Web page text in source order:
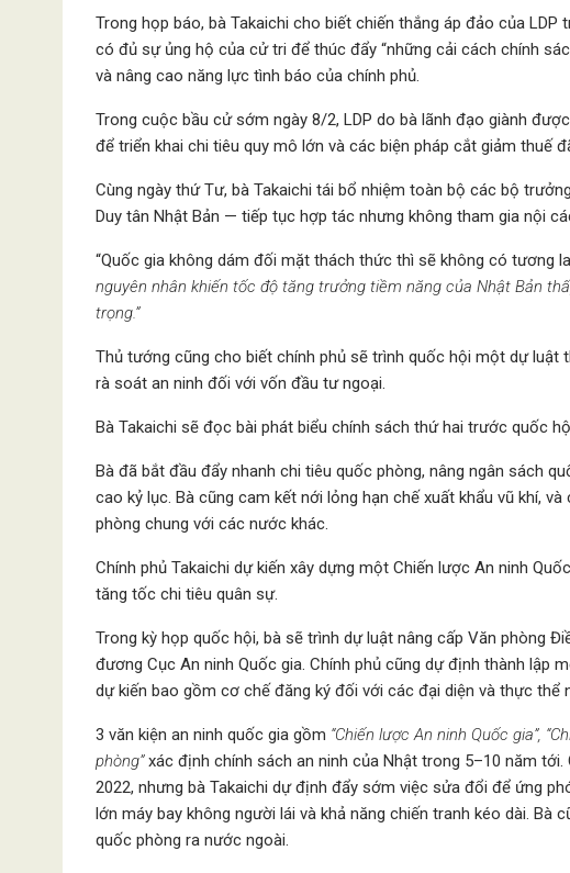
Trong họp báo, bà Takaichi cho biết chiến thắng áp đảo của
có đủ sự ủng hộ của cử tri để thúc đẩy “những cải cách chính
và nâng cao năng lực tình báo của chính phủ.
Trong cuộc bầu cử sớm ngày 8/2, LDP do bà lãnh đạo giành
để triển khai chi tiêu quy mô lớn và các biện pháp cắt giảm thuế
Cùng ngày thứ Tư, bà Takaichi tái bổ nhiệm toàn bộ các bộ
Duy tân Nhật Bản — tiếp tục hợp tác nhưng không tham gia nội
“Quốc gia không dám đối mặt thách thức thì sẽ không có tương
nguyên nhân khiến tốc độ tăng trưởng tiềm năng của Nhật Bản
trọng.”
Thủ tướng cũng cho biết chính phủ sẽ trình quốc hội một dự
rà soát an ninh đối với vốn đầu tư ngoại.
Bà Takaichi sẽ đọc bài phát biểu chính sách thứ hai trước quốc
Bà đã bắt đầu đẩy nhanh chi tiêu quốc phòng, nâng ngân sách
cao kỷ lục. Bà cũng cam kết nới lỏng hạn chế xuất khẩu vũ khí,
phòng chung với các nước khác.
Chính phủ Takaichi dự kiến xây dựng một Chiến lược An ninh
tăng tốc chi tiêu quân sự.
Trong kỳ họp quốc hội, bà sẽ trình dự luật nâng cấp Văn phòng
đương Cục An ninh Quốc gia. Chính phủ cũng dự định thành lập
dự kiến bao gồm cơ chế đăng ký đối với các đại diện và thực thể
3 văn kiện an ninh quốc gia gồm “Chiến lược An ninh Quốc gia”,
phòng”xác định chính sách an ninh của Nhật trong 5–10 năm
2022, nhưng bà Takaichi dự định đẩy sớm việc sửa đổi để ứng
lớn máy bay không người lái và khả năng chiến tranh kéo dài. Bà
quốc phòng ra nước ngoài.